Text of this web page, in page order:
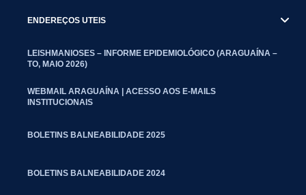
ENDEREÇOS UTEIS
LEISHMANIOSES – INFORME EPIDEMIOLÓGICO (ARAGUAÍNA –
TO, MAIO 2026)
WEBMAIL ARAGUAÍNA | ACESSO AOS E-MAILS
INSTITUCIONAIS
BOLETINS BALNEABILIDADE 2025
BOLETINS BALNEABILIDADE 2024